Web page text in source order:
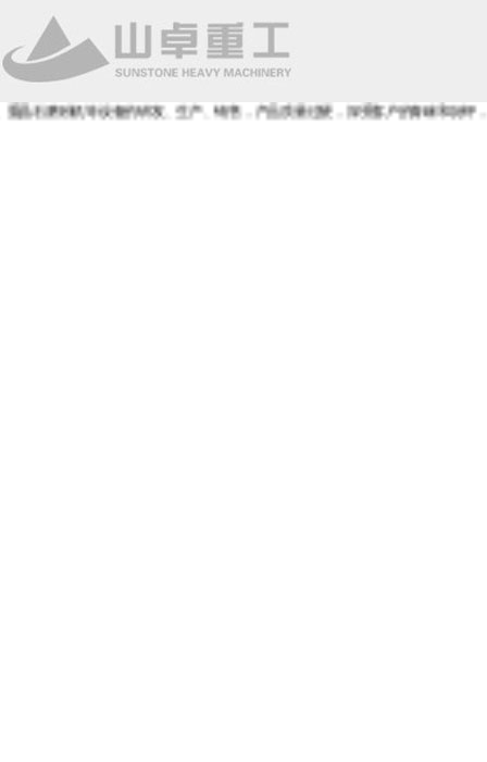
粉机等设备的研发、生产、销售，产品质量过硬，深受客户的青睐和好评，全国